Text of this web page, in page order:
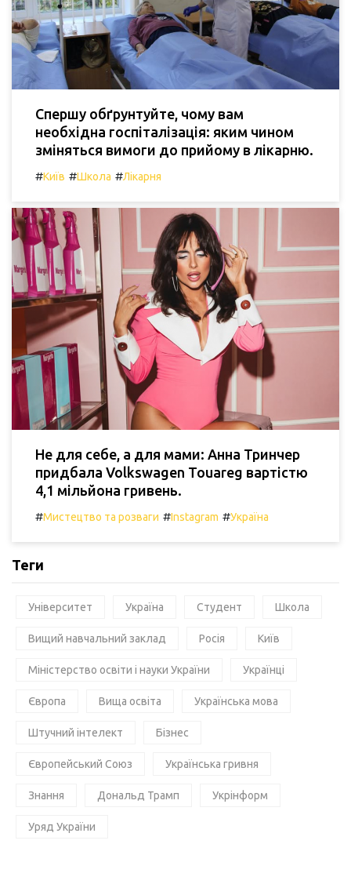
Спершу обґрунтуйте, чому вам
необхідна госпіталізація: яким чином
зміняться вимоги до прийому в лікарню.
#Київ #Школа #Лікарня
Не для себе, а для мами: Анна Тринчер
придбала Volkswagen Touareg вартістю
4,1 мільйона гривень.
#Мистецтво та розваги #Instagram #Україна
Теги
Університет Україна Студент Школа
Вищий навчальний заклад Росія Київ
Міністерство освіти і науки України Українці
Європа Вища освіта Українська мова
Штучний інтелект Бізнес
Європейський Союз Українська гривня
Знання Дональд Трамп Укрінформ
Уряд України